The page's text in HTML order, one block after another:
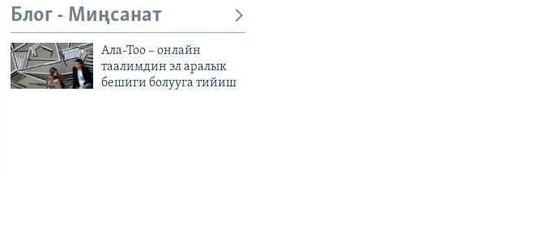
Блог - Миңсанат
Ала-Тоо – онлайн
таалимдин эл аралык
бешиги болууга тийиш